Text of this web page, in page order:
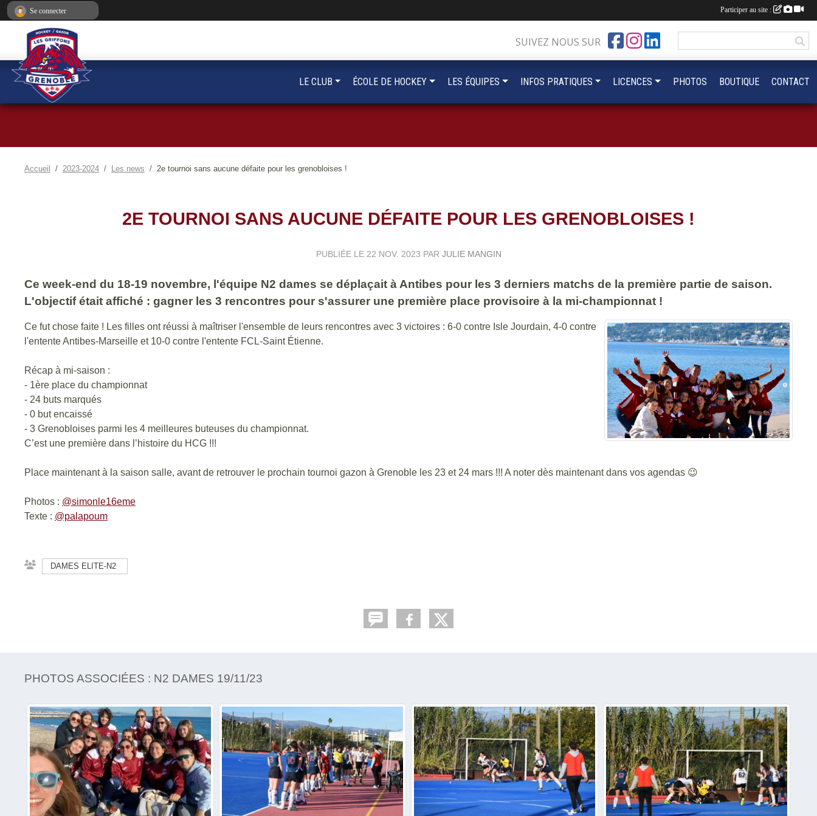
Accueil 2023-2024 Les news 2e tournoi sans aucune défaite pour les grenobloises !
2E TOURNOI SANS AUCUNE DÉFAITE POUR LES GRENOBLOISES !
PUBLIÉE LE 22 NOV. 2023 PAR JULIE MANGIN
Ce week-end du 18-19 novembre, l'équipe N2 dames se déplaçait à Antibes pour les 3 derniers matchs de la première partie de saison.
L'objectif était affiché : gagner les 3 rencontres pour s'assurer une première place provisoire à la mi-championnat !
Ce fut chose faite ! Les filles ont réussi à maîtriser l'ensemble de leurs rencontres avec 3 victoires : 6-0 contre Isle Jourdain, 4-0 contre
l'entente Antibes-Marseille et 10-0 contre l'entente FCL-Saint Étienne.
Récap à mi-saison :
- 1ère place du championnat
- 24 buts marqués
- 0 but encaissé
- 3 Grenobloises parmi les 4 meilleures buteuses du championnat.
C’est une première dans l’histoire du HCG !!!
Place maintenant à la saison salle, avant de retrouver le prochain tournoi gazon à Grenoble les 23 et 24 mars !!! A noter dès maintenant dans vos agendas 😉
Photos : @simonle16eme
Texte : @palapoum
DAMES ELITE-N2
PHOTOS ASSOCIÉES : N2 DAMES 19/11/23
SUIVEZ NOUS SUR
LE CLUB ÉCOLE DE HOCKEY LES ÉQUIPES INFOS PRATIQUES LICENCES PHOTOS BOUTIQUE CONTACT
Se connecter Participer au site :
Panneau de gestion des cookies